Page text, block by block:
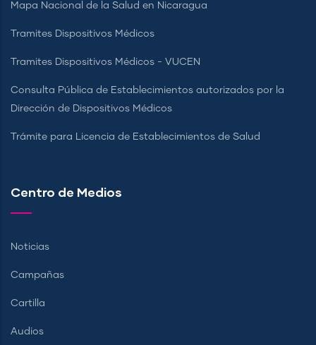
Mapa Nacional de la Salud en Nicaragua
Tramites Dispositivos Médicos
Tramites Dispositivos Médicos - VUCEN
Consulta Pública de Establecimientos autorizados por la
Dirección de Dispositivos Médicos
Trámite para Licencia de Establecimientos de Salud
Centro de Medios
Noticias
Campañas
Cartilla
Audios